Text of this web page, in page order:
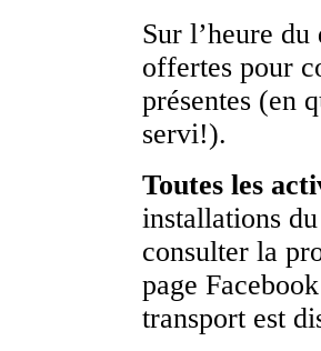
Sur l’heure du
offertes pour
présentes (en
servi!).
Toutes les
installations
consulter la
page
transport est